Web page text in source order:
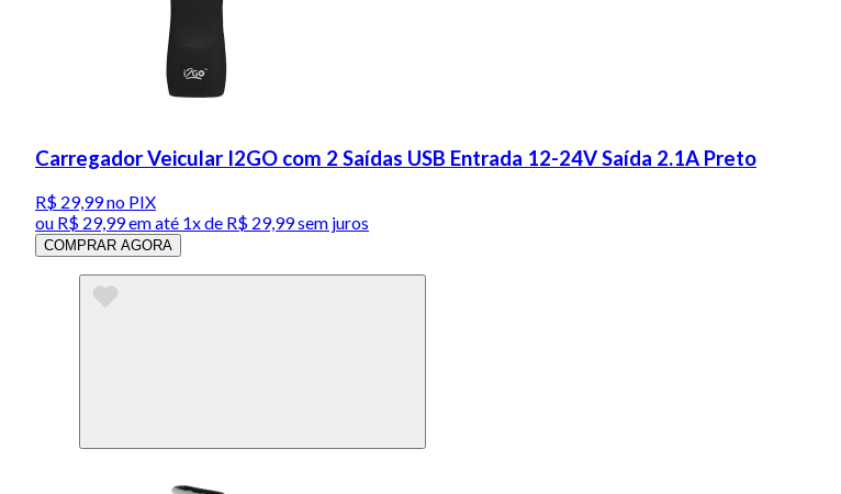
Carregador Veicular I2GO com 2 Saídas USB Entrada 12-24V Saída 2.1A Preto
R$ 29,99no PIX
ou R$ 29,99em até 1x de R$ 29,99sem juros
COMPRAR AGORA